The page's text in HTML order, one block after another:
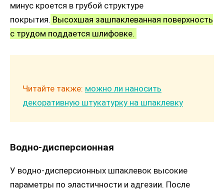
минус кроется в грубой структуре
покрытия. Высохшая зашпаклеванная поверхность
с трудом поддается шлифовке.
Читайте также: можно ли наносить
декоративную штукатурку на шпаклевку
Водно-дисперсионная
У водно-дисперсионных шпаклевок высокие
параметры по эластичности и адгезии. После